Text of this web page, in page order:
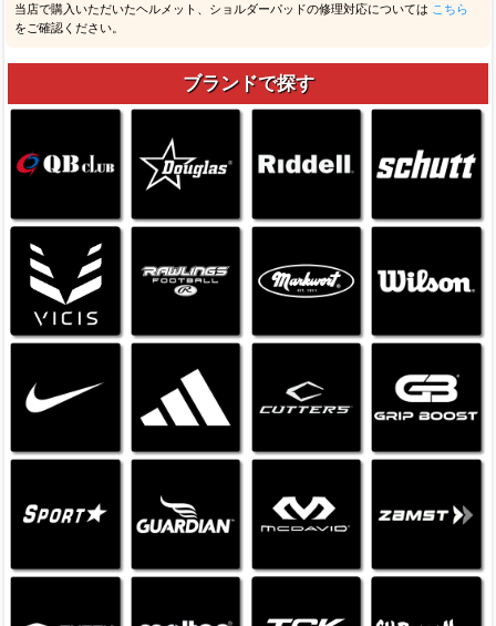
当店で購入いただいたヘルメット、ショルダーパッドの修理対応については こちら
をご確認ください。
ブランドで探す